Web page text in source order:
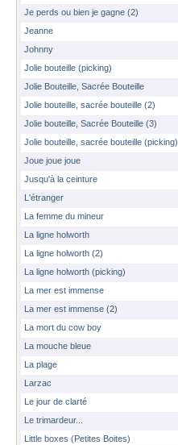
Je perds ou bien je gagne (2)
Jeanne
Johnny
Jolie bouteille (picking)
Jolie Bouteille, Sacrée Bouteille
Jolie bouteille, sacrée bouteille (2)
Jolie bouteille, Sacrée Bouteille (3)
Jolie bouteille, sacrée bouteille (picking)
Joue joue joue
Jusqu'à la ceinture
L'étranger
La femme du mineur
La ligne holworth
La ligne holworth (2)
La ligne holworth (picking)
La mer est immense
La mer est immense (2)
La mort du cow boy
La mouche bleue
La plage
Larzac
Le jour de clarté
Le trimardeur...
Little boxes (Petites Boites)